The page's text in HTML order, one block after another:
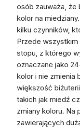
osób zauważa, że
kolor na
kilku czynników,
Przede wszystkim
stopu, z którego
oznaczane jako
kolor i nie zmienia
większość
takich jak miedź
zmiany koloru. Na
zawierających